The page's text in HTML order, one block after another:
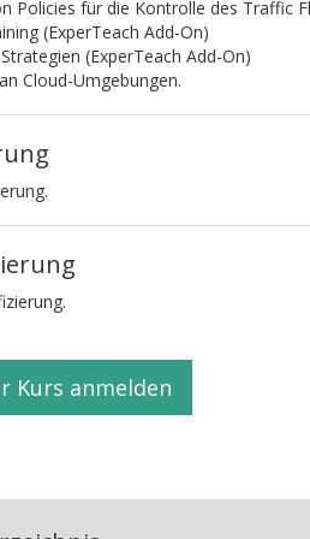
Policies für die Kontrolle des Traffic
(ExperTeach Add-On)
(ExperTeach Add-On)
Cloud-Umgebungen.
Kurs anmelden